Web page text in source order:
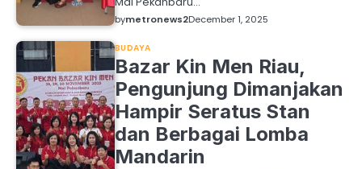
bymetronews2December 1, 2025
BUDAYA
Bazar Kin Men Riau,
Pengunjung Dimanjakan
Hampir Seratus Stan
dan Berbagai Lomba
Mandarin